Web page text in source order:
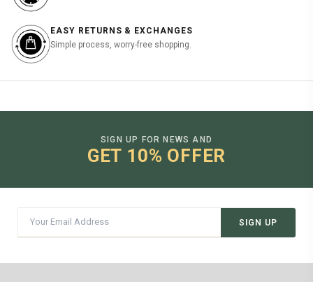
EASY RETURNS & EXCHANGES
Simple process, worry-free shopping.
SIGN UP FOR NEWS AND
GET 10% OFFER
SIGN UP